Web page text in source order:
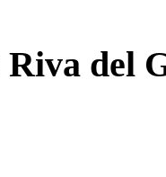
Riva del